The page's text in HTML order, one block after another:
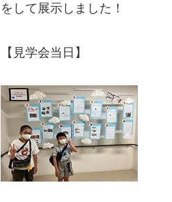
をして展示しました！
【見学会当日】